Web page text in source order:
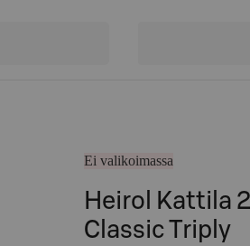
Ei valikoimassa
Heirol Kattila
Classic Triply